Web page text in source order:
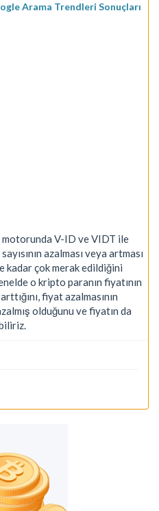
Arama Trendleri Sonuçları
V-ID ve VIDT ile
azalması veya artması
kadar çok merak edildiğini
o kripto paranın fiyatının
fiyat azalmasının
olduğunu ve fiyatın da